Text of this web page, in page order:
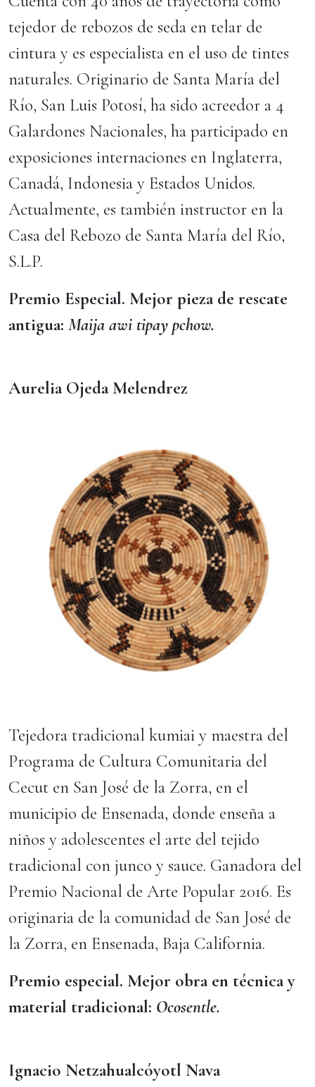
tejedor de rebozos de seda en telar de
cintura y es especialista en el uso de tintes
naturales. Originario de Santa María del
Río, San Luis Potosí, ha sido acreedor a 4
Galardones Nacionales, ha participado en
exposiciones internaciones en Inglaterra,
Canadá, Indonesia y Estados Unidos.
Actualmente, es también instructor en la
Casa del Rebozo de Santa María del Río,
S.L.P.
Premio Especial. Mejor pieza de rescate
antigua: Maija awi tipay pchow.
Aurelia Ojeda Melendrez
Tejedora tradicional kumiai y maestra del
Programa de Cultura Comunitaria del
Cecut en San José de la Zorra, en el
municipio de Ensenada, donde enseña a
niños y adolescentes el arte del tejido
tradicional con junco y sauce. Ganadora del
Premio Nacional de Arte Popular 2016. Es
originaria de la comunidad de San José de
la Zorra, en Ensenada, Baja California.
Premio especial. Mejor obra en técnica y
material tradicional: Ocosentle.
Ignacio Netzahualcóyotl Nava